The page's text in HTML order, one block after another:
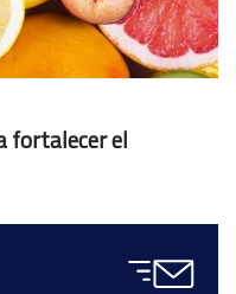
fortalecer el